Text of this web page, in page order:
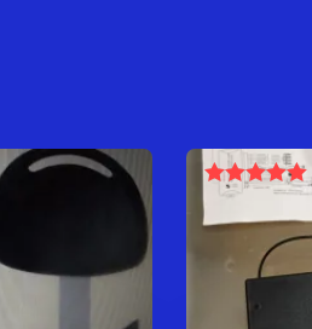
Note
5.00
sur 5